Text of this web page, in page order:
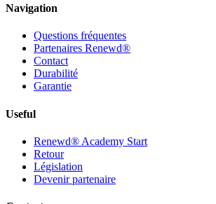
Navigation
Questions fréquentes
Partenaires Renewd®
Contact
Durabilité
Garantie
Useful
Renewd® Academy Start
Retour
Législation
Devenir partenaire